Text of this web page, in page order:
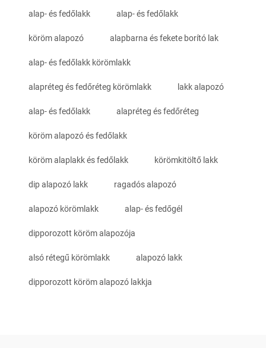
alap- és fedőlakk alap- és fedőlakk
köröm alapozó alapbarna és fekete borító lak
alap- és fedőlakk körömlakk
alapréteg és fedőréteg körömlakk lakk alapozó
alap- és fedőlakk alapréteg és fedőréteg
köröm alapozó és fedőlakk
köröm alaplakk és fedőlakk körömkitöltő lakk
dip alapozó lakk ragadós alapozó
alapozó körömlakk alap- és fedőgél
dipporozott köröm alapozója
alsó rétegű körömlakk alapozó lakk
dipporozott köröm alapozó lakkja